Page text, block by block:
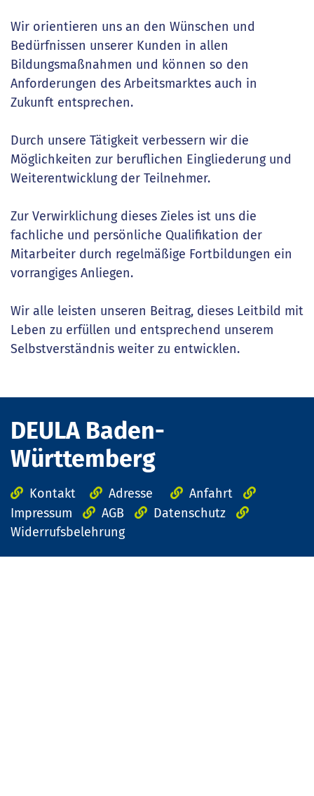
Wir orientieren uns an den Wünschen und
Bedürfnissen unserer Kunden in allen
Bildungsmaßnahmen und können so den
Anforderungen des Arbeitsmarktes auch in
Zukunft entsprechen.
Durch unsere Tätigkeit verbessern wir die
Möglichkeiten zur beruflichen Eingliederung und
Weiterentwicklung der Teilnehmer.
Zur Verwirklichung dieses Zieles ist uns die
fachliche und persönliche Qualifikation der
Mitarbeiter durch regelmäßige Fortbildungen ein
vorrangiges Anliegen.
Wir alle leisten unseren Beitrag, dieses Leitbild mit
Leben zu erfüllen und entsprechend unserem
Selbstverständnis weiter zu entwicklen.
DEULA Baden-
Württemberg
Kontakt Adresse
Anfahrt
Impressum
AGB
Datenschutz
Widerrufsbelehrung